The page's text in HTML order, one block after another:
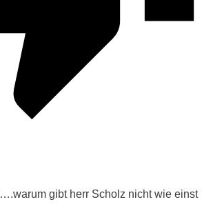
….warum gibt herr Scholz nicht wie einst